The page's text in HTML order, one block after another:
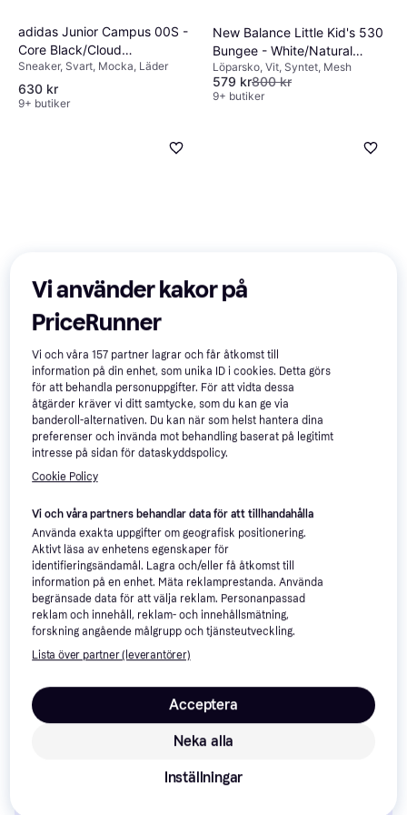
adidas Junior Campus 00S -
Core Black/Cloud
White/Cloud White
Sneaker, Svart, Mocka, Läder
630 kr
9+ butiker
New Balance Little Kid's 530
Bungee - White/Natural
Indigo/Silver Metallic
Löparsko, Vit, Syntet, Mesh
579 kr800 kr
9+ butiker
Black/Grey
Vintersko, Fodrade gummistövlar,
Vinterstövel, Svart, Polyuretan
505 kr
9+ butiker
00s Clear Pink/Ftwr
Sneaker, Vit, Svart, Rosa, Läder,
465 kr
9+ butiker
Birkenstock Kid's Boston
Suede Leather - Taupe
Toffel, Beige, Mocka
723 kr
5 butiker
adidas Kid's Grand Court 00s
Shoes - Collegiate Green/Off
White/Gum
Sneaker, Grön, Läderimitation,
Mocka, Läder
299 kr
Barnskor: 3 saker att överväga
innan du köper
Vi använder kakor på
PriceRunner
Vi och våra157 partner lagrar och får åtkomst till
information på din enhet, som unika ID i cookies. Detta görs
för att behandla personuppgifter. För att vidta dessa
åtgärder kräver vi ditt samtycke, som du kan ge via
banderoll-alternativen. Du kan när som helst hantera dina
preferenser och invända mot behandling baserat på legitimt
intresse på sidan för dataskyddspolicy.
Cookie Policy
Vi och våra partners behandlar data för att tillhandahålla
Använda exakta uppgifter om geografisk positionering.
Aktivt läsa av enhetens egenskaper för
identifieringsändamål. Lagra och/eller få åtkomst till
information på en enhet. Mäta reklamprestanda. Använda
begränsade data för att välja reklam. Personanpassad
reklam och innehåll, reklam- och innehållsmätning,
forskning angående målgrupp och tjänsteutveckling.
Lista över partner (leverantörer)
Neka alla
Acceptera
Inställningar